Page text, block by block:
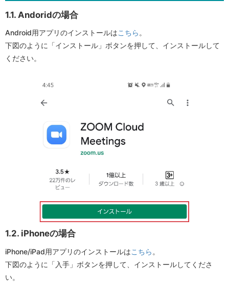
1.1. Andoridの場合
Android用アプリのインストールはこちら 。
下図のように「インストール」ボタンを押して、インストールして
ください。
1.2. iPhoneの場合
iPhone/iPad用アプリのインストールはこちら 。
下図のように「入手」ボタンを押して、インストールしてくださ
い。